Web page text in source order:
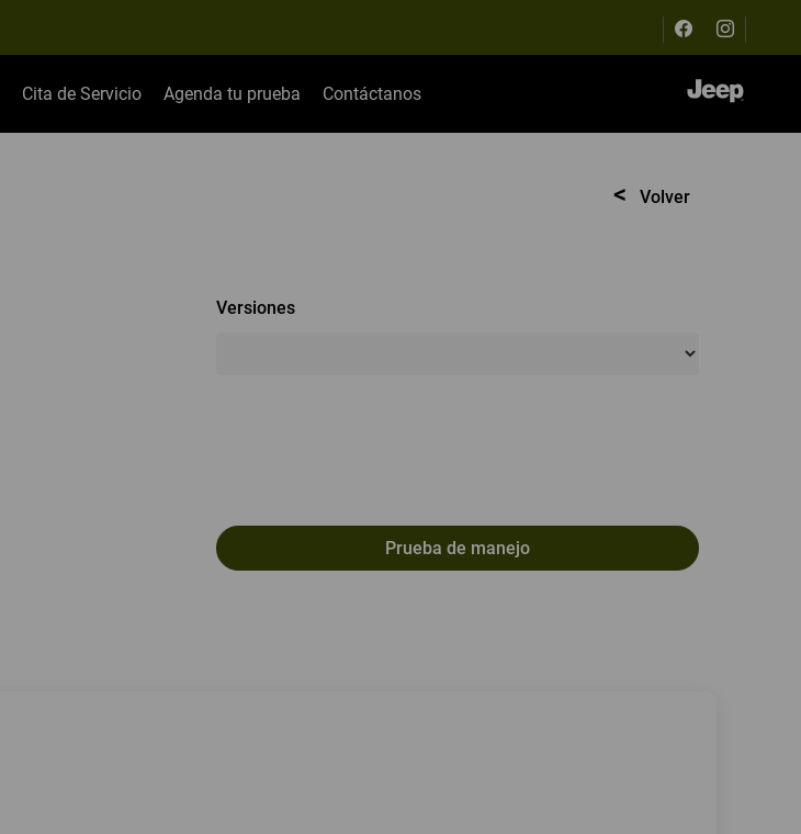
Cita de Servicio Agenda tu prueba Contáctanos
< Volver
Versiones
Prueba de manejo